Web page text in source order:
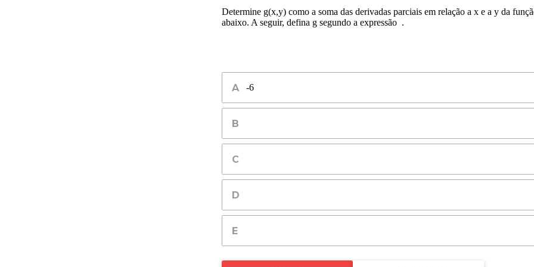
Determine g(x,y) como a soma das derivadas parciais em relação a x e a y da
abaixo. A seguir, defina g segundo a expressão .
-6